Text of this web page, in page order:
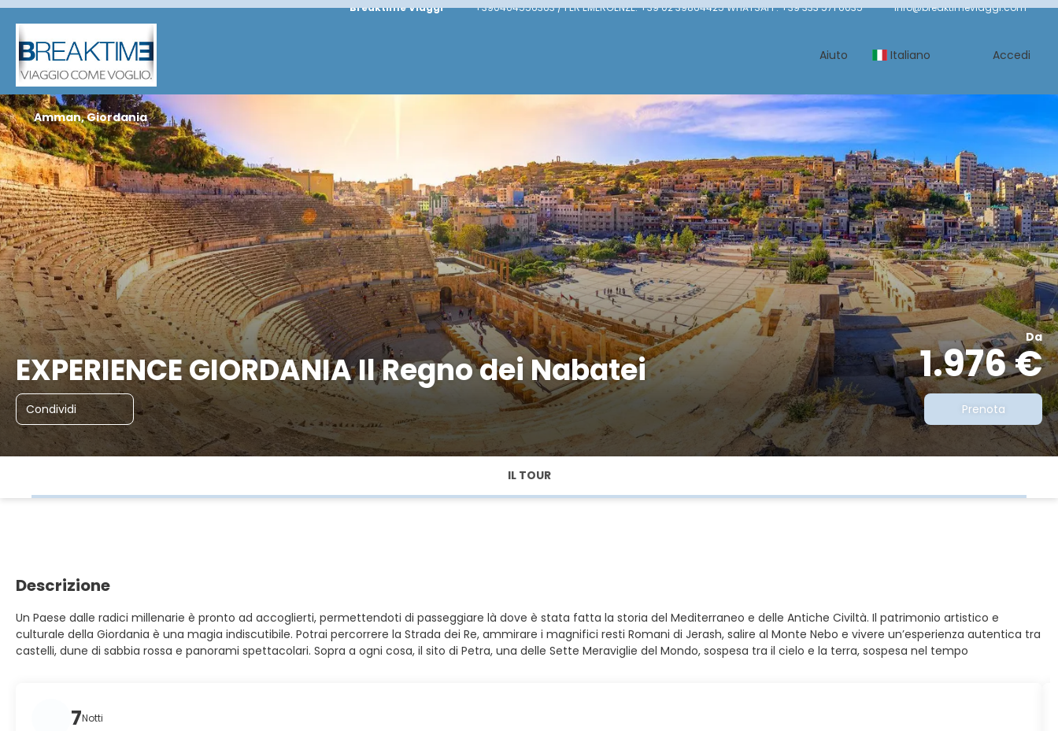
Breaktime Viaggi +390464556363 / PER EMERGENZE: +39 02 39864425 WHATSAPP: +39 333 571 6035 info@breaktimeviaggi.com
Aiuto Italiano Accedi
EXPERIENCE GIORDANIA Il Regno dei Nabatei
Da
1.976 €
Condividi Prenota
Amman, Giordania
IL TOUR
Descrizione
Un Paese dalle radici millenarie è pronto ad accoglierti, permettendoti di passeggiare là dove è stata fatta la storia del Mediterraneo e delle Antiche Civiltà. Il patrimonio artistico e
culturale della Giordania è una magia indiscutibile. Potrai percorrere la Strada dei Re, ammirare i magnifici resti Romani di Jerash, salire al Monte Nebo e vivere un’esperienza autentica tra
castelli, dune di sabbia rossa e panorami spettacolari. Sopra a ogni cosa, il sito di Petra, una delle Sette Meraviglie del Mondo, sospesa tra il cielo e la terra, sospesa nel tempo
7Notti